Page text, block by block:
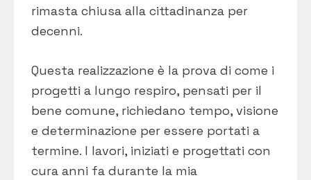
rimasta chiusa alla cittadinanza per
decenni.
Questa realizzazione è la prova di come i
progetti a lungo respiro, pensati per il
bene comune, richiedano tempo, visione
e determinazione per essere portati a
termine. I lavori, iniziati e progettati con
cura anni fa durante la mia